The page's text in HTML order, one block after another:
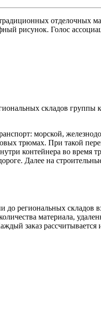
рисунок. Голос
складов
морской,
трюмах. При такой
контейнера во время
Далее на
региональных складов
материала,
заказ